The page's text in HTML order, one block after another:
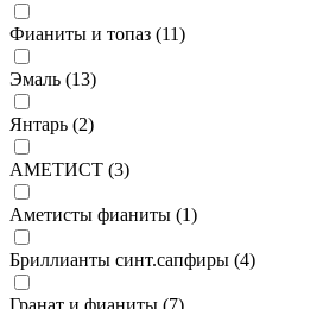
Фианиты и топаз (11)
Эмаль (13)
Янтарь (2)
АМЕТИСТ (3)
Аметисты фианиты (1)
Бриллианты синт.сапфиры (4)
Гранат и фианиты (7)